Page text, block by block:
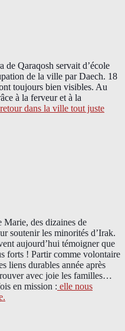
de Qaraqosh servait d’école
de la ville par Daech. 18
toujours bien visibles. Au
à la ferveur et à la
dans la ville tout juste
Marie, des dizaines de
soutenir les minorités d’Irak.
aujourd’hui témoigner que
forts ! Partir comme volontaire
liens durables année après
avec joie les familles…
en mission : elle nous
.